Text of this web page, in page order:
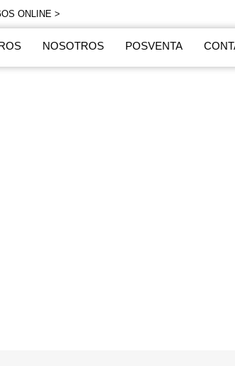
ONLINE >
NOSOTROS POSVENTA